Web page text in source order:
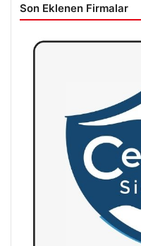
Son Eklenen Firmalar